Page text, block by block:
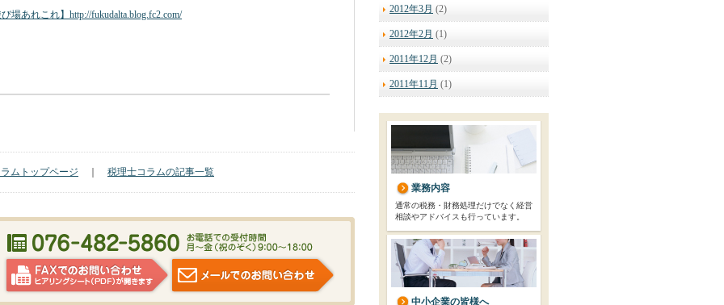
あれこれ】http://fukudalta.blog.fc2.com/
ムトップページ 税理士コラムの記事一覧
2012年3月 (2)
2012年2月 (1)
2011年12月 (2)
2011年11月 (1)
業務内容
通常の税務・財務処理だけでなく経営
相談やアドバイスも行っています。
中小企業の皆様へ